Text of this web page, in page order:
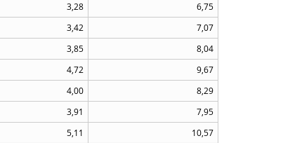
3,28
6,75
3,42
7,07
3,85
8,04
4,72
9,67
4,00
8,29
3,91
7,95
5,11
10,57